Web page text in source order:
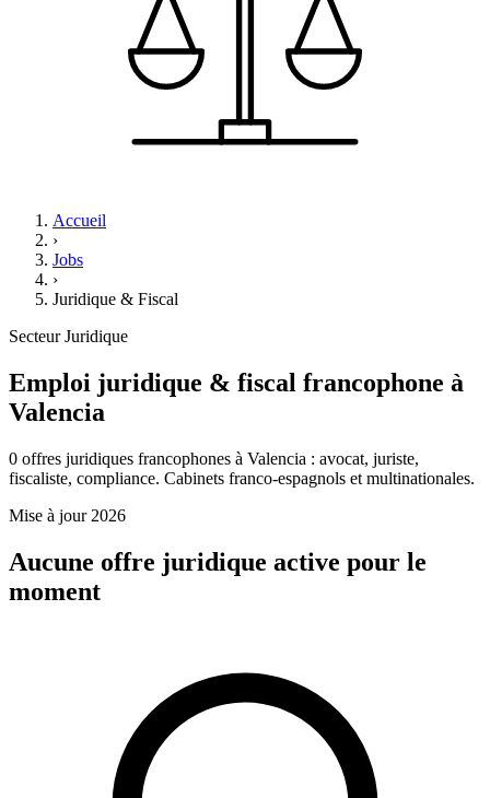
Accueil
›
Jobs
›
Juridique & Fiscal
SecteurJuridique
Emploi juridique & fiscal francophone à
Valencia
0 offres juridiques francophones à Valencia : avocat, juriste,
fiscaliste, compliance. Cabinets franco-espagnols et multinationales.
Mise à jour 2026
Aucune offre juridique active pour le
moment